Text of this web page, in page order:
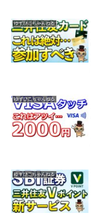
ゆずひこちゃんねる
ゆずひこちゃんねる
ゆずひこちゃんねる